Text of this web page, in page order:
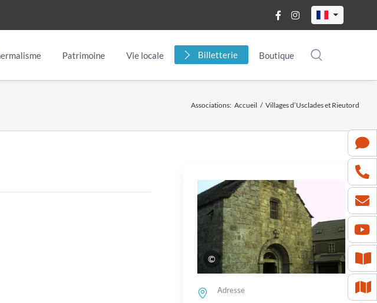
Patrimoine Vie locale Billetterie Boutique
Associations: Accueil / Villages d’Usclades et Rieutord
©
Adresse